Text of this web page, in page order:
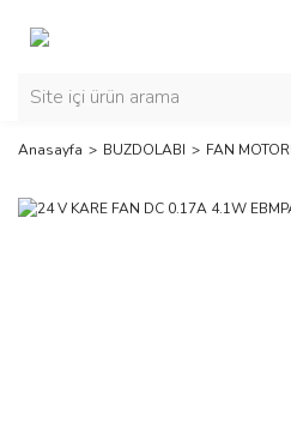
Anasayfa BUZDOLABI FAN